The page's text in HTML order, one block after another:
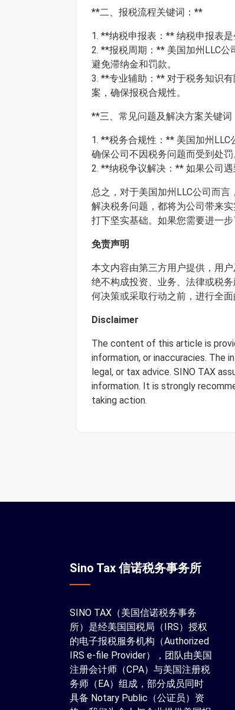
**二、报税流程关键词：**
1. **纳税申报表：** 纳税申报表
2. **报税周期：** 美国加州LLC
避免滞纳金和罚款。
3. **专业辅助：** 对于税务知识
案，确保报税合规性。
**三、常见问题及解决方案关键词
1. **税务合规性：** 美国加州
确保公司不因税务问题而受到处罚
2. **纳税争议解决：** 如果公司
总之，对于美国加州LLC公司而
解决税务问题，都将为公司带来
打下坚实基础。如果您需要进一
免责声明
本文内容由第三方用户提供，用
绝不构成投资、业务、法律或税
何决策或采取行动之前，进行全
Disclaimer
The content of this article is
information, or inaccuracies. The
legal, or tax advice. SINO TAX
information. It is strongly
taking action.
Sino Tax 信诺税务事务所
SINO TAX（美国信诺税务事务
所）是经美国国税局（IRS）授权
的电子报税服务机构（Authorized
IRS e-file Provider），团队由美国
注册会计师（CPA）与美国注册税
务师（EA）组成，部分成员同时
具备 Notary Public（公证员）资